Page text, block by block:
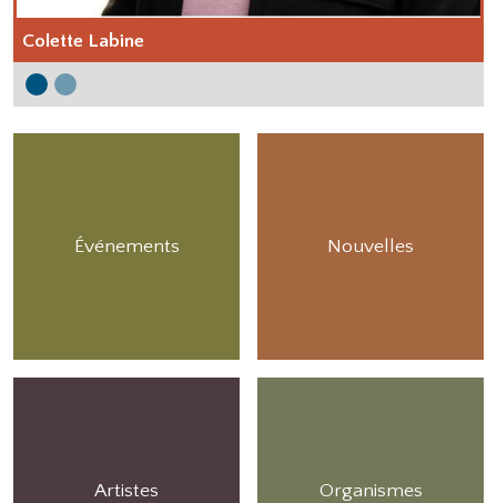
Colette Labine
Main Content
Événements Nouvelles
Artistes Organismes